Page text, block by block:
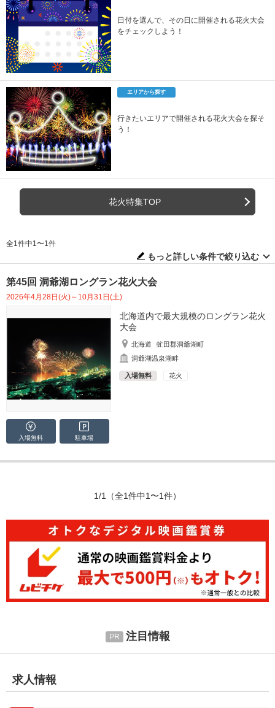
日付を選んで、その日に開催される花火大会
をチェックしよう！
エリアから探す
行きたいエリアで開催される花火大会を探そ
う！
花火特集TOP
全1件中1〜1件
もっと詳しい条件で絞り込む
第45回 洞爺湖ロングラン花火大会
2026年4月28日(火)～10月31日(土)
北海道内で最大規模のロングラン花火
大会
北海道
虻田郡洞爺湖町
洞爺湖温泉湖畔
入場無料 花火
入場無料 駐車場
1/1 （全1件中1〜1件）
注目情報
求人情報